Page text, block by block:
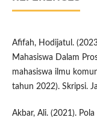
Afifah, Hodijatul.
Mahasiswa Dalam
mahasiswa ilmu
tahun 2022). Skripsi.
Akbar, Ali. (2021).